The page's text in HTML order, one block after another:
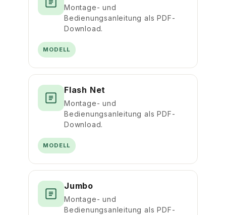
Montage- und
Bedienungsanleitung als PDF-
Download.
MODELL
Flash Net
Montage- und
Bedienungsanleitung als PDF-
Download.
MODELL
Jumbo
Montage- und
Bedienungsanleitung als PDF-